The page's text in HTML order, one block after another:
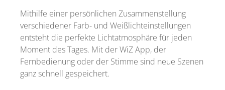
Mithilfe einer persönlichen Zusammenstellung
verschiedener Farb- und Weißlichteinstellungen
entsteht die perfekte Lichtatmosphäre für jeden
Moment des Tages. Mit der WiZ App, der
Fernbedienung oder der Stimme sind neue Szenen
ganz schnell gespeichert.